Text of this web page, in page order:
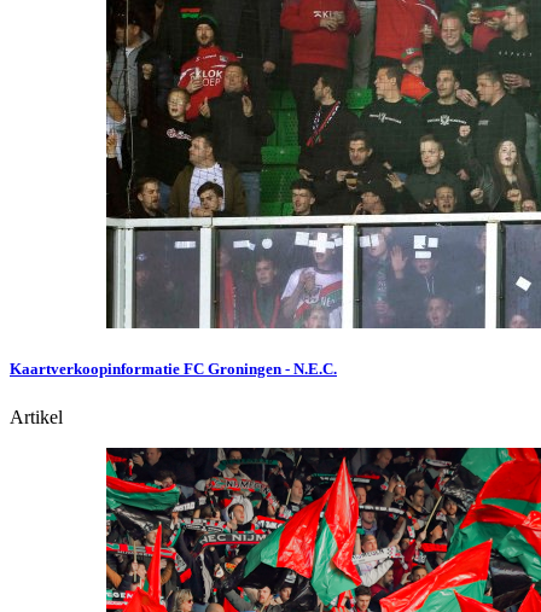
Kaartverkoopinformatie FC Groningen - N.E.C.
Artikel